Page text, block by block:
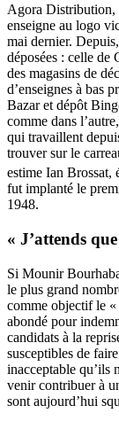
Agora Distribution,
enseigne au logo
mai dernier.
déposées : celle de
des magasins de
d’enseignes à bas
Bazar et dépôt
comme dans
qui travaillent
trouver sur le
estime Ian Brossat,
fut implanté le
1948.
« J’attends
Si Mounir
le plus grand
comme objectif le
abondé pour
candidats à la
susceptibles de
inacceptable qu’ils
venir contribuer à
sont aujourd’hui